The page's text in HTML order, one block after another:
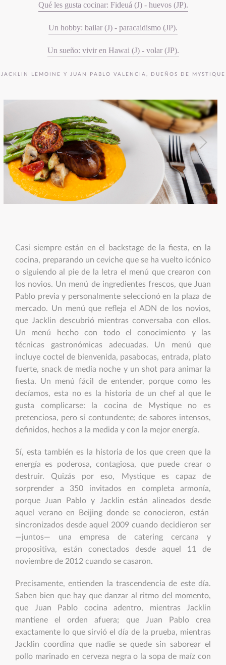
Qué les gusta cocinar: Fideuá (J) - huevos (JP).
Un hobby: bailar (J) - paracaidismo (JP).
Un sueño: vivir en Hawai (J) - volar (JP).
JACKLIN LEMOINE Y JUAN PABLO VALENCIA, DUEÑOS DE MYSTIQUE
Casi siempre están en el backstage de la fiesta, en la
cocina, preparando un ceviche que se ha vuelto icónico
o siguiendo al pie de la letra el menú que crearon con
los novios. Un menú de ingredientes frescos, que Juan
Pablo previa y personalmente seleccionó en la plaza de
mercado. Un menú que refleja el ADN de los novios,
que Jacklin descubrió mientras conversaba con ellos.
Un menú hecho con todo el conocimiento y las
técnicas gastronómicas adecuadas. Un menú que
incluye coctel de bienvenida, pasabocas, entrada, plato
fuerte, snack de media noche y un shot para animar la
fiesta. Un menú fácil de entender, porque como les
decíamos, esta no es la historia de un chef al que le
gusta complicarse: la cocina de Mystique no es
pretenciosa, pero sí contundente; de sabores intensos,
definidos, hechos a la medida y con la mejor energía.
Sí, esta también es la historia de los que creen que la
energía es poderosa, contagiosa, que puede crear o
destruir. Quizás por eso, Mystique es capaz de
sorprender a 350 invitados en completa armonía,
porque Juan Pablo y Jacklin están alineados desde
aquel verano en Beijing donde se conocieron, están
sincronizados desde aquel 2009 cuando decidieron ser
—juntos— una empresa de catering cercana y
propositiva, están conectados desde aquel 11 de
noviembre de 2012 cuando se casaron.
Precisamente, entienden la trascendencia de este día.
Saben bien que hay que danzar al ritmo del momento,
que Juan Pablo cocina adentro, mientras Jacklin
mantiene el orden afuera; que Juan Pablo crea
exactamente lo que sirvió el día de la prueba, mientras
Jacklin coordina que nadie se quede sin saborear el
pollo marinado en cerveza negra o la sopa de maíz con